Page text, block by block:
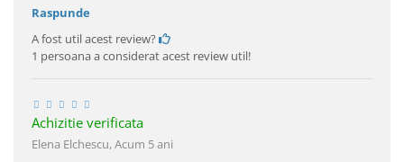
Raspunde
A fost util acest review?
1 persoana a considerat acest review util!
Achizitie verificata
Elena Elchescu,Acum 5 ani